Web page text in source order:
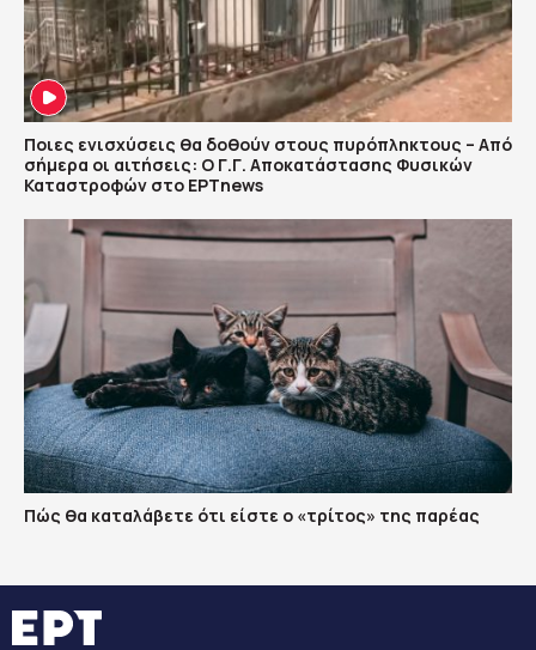
Ποιες ενισχύσεις θα δοθούν στους πυρόπληκτους – Από
σήμερα οι αιτήσεις: Ο Γ.Γ. Αποκατάστασης Φυσικών
Καταστροφών στο ΕΡΤnews
Πώς θα καταλάβετε ότι είστε ο «τρίτος» της παρέας